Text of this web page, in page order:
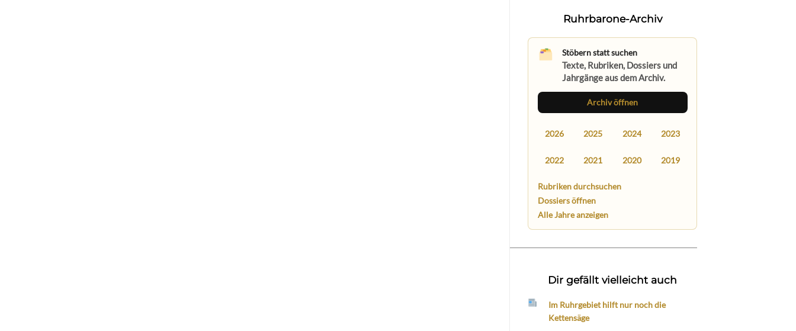
Ruhrbarone-Archiv
Stöbern statt suchen
Texte, Rubriken, Dossiers und
Jahrgänge aus dem Archiv.
Archiv öffnen
2026 2025 2024 2023
2022 2021 2020 2019
Rubriken durchsuchen
Dossiers öffnen
Alle Jahre anzeigen
Dir gefällt vielleicht auch
Im Ruhrgebiet hilft nur noch die
Kettensäge